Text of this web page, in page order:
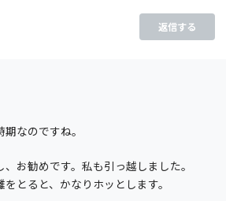
返信する
なのですね。
お勧めです。私も引っ越しました。
とると、かなりホッとします。